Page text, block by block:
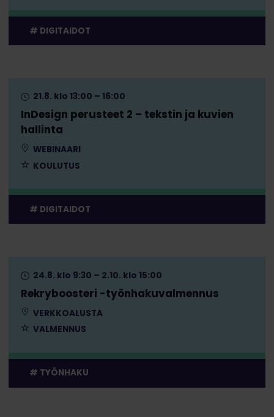
DIGITAIDOT
InDesign perusteet 2 – tekstin ja kuvien
hallinta
21.8. klo 13:00 – 16:00
WEBINAARI
KOULUTUS
DIGITAIDOT
Rekryboosteri -työnhakuvalmennus
24.8. klo 9:30 – 2.10. klo 15:00
VERKKOALUSTA
VALMENNUS
TYÖNHAKU